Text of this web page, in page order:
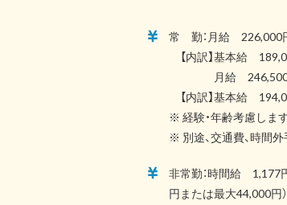
常 勤：月給 226,000
【内訳】基本給
月給 246,500円～
【内訳】基本給
※ 経験・年齢考慮しま
※ 別途、交通費、時間
非常勤：時間給 1,177
円または最大44,000円）